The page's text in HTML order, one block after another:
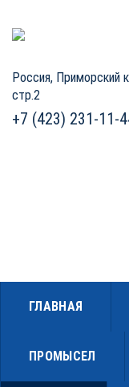
Россия, Приморский
стр.2
+7 (423) 231-11-
ГЛАВНАЯ
ПРОМЫСЕЛ